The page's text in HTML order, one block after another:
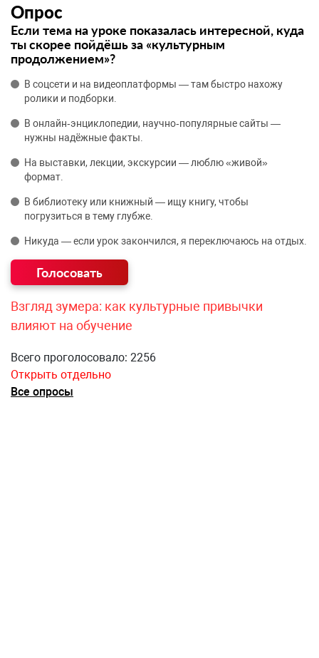
Опрос
Если тема на уроке показалась интересной, куда
ты скорее пойдёшь за «культурным
продолжением»?
В соцсети и на видеоплатформы — там быстро нахожу
ролики и подборки.
В онлайн‑энциклопедии, научно‑популярные сайты —
нужны надёжные факты.
На выставки, лекции, экскурсии — люблю «живой»
формат.
В библиотеку или книжный — ищу книгу, чтобы
погрузиться в тему глубже.
Никуда — если урок закончился, я переключаюсь на отдых.
Взгляд зумера: как культурные привычки
влияют на обучение
Всего проголосовало: 2256
Открыть отдельно
Все опросы